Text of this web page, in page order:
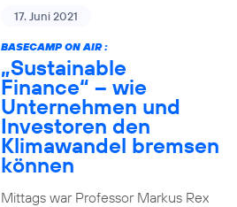
17. Juni 2021
BASECAMP ON AIR :
„Sustainable
Finance“ – wie
Unternehmen und
Investoren den
Klimawandel bremsen
können
Mittags war Professor Markus Rex